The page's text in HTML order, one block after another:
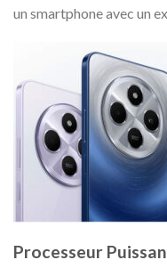
un smartphone avec un
Processeur